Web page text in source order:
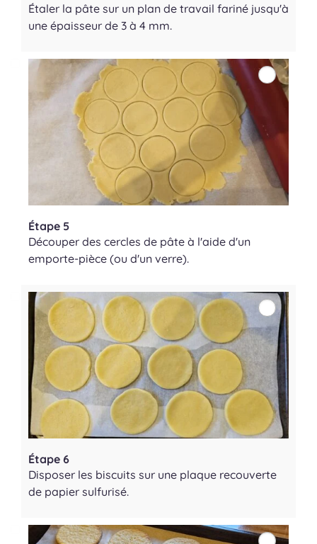
Étaler la pâte sur un plan de travail fariné jusqu'à
une épaisseur de 3 à 4 mm.
Étape 5
Découper des cercles de pâte à l'aide d'un
emporte-pièce (ou d'un verre).
Étape 6
Disposer les biscuits sur une plaque recouverte
de papier sulfurisé.